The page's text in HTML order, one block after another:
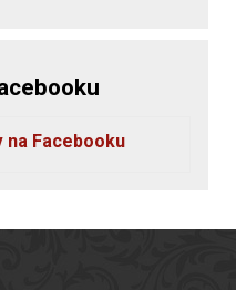
na Facebooku